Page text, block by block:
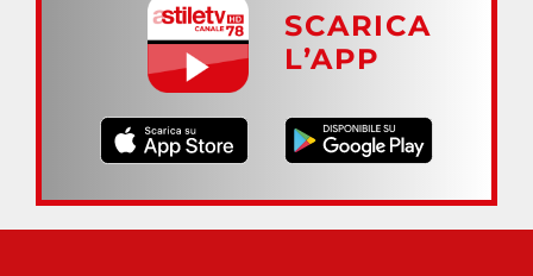
SCARICA
L’APP